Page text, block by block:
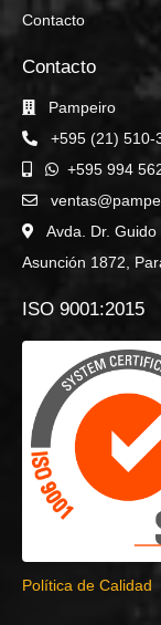
Contacto
Contacto
Pampeiro
+595 (21) 510-
+595 994
Avda. Dr.
Asunción 1872,
ISO 9001:2015
Política de Calidad